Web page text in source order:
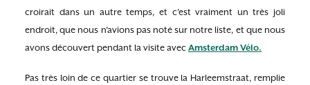
croirait dans un autre temps, et c’est vraiment un très joli
endroit, que nous n’avions pas noté sur notre liste, et que nous
avons découvert pendant la visite avec Amsterdam Vélo.
Pas très loin de ce quartier se trouve la Harleemstraat, remplie